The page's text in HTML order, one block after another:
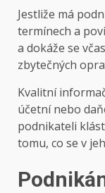
Jestliže má
termínech a
a dokáže se
zbytečných
Kvalitní
účetní nebo
podnikateli
tomu, co se v